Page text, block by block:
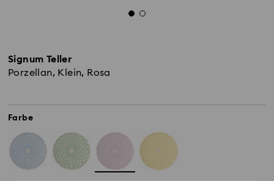
Signum Teller
Porzellan, Klein, Rosa
Farbe